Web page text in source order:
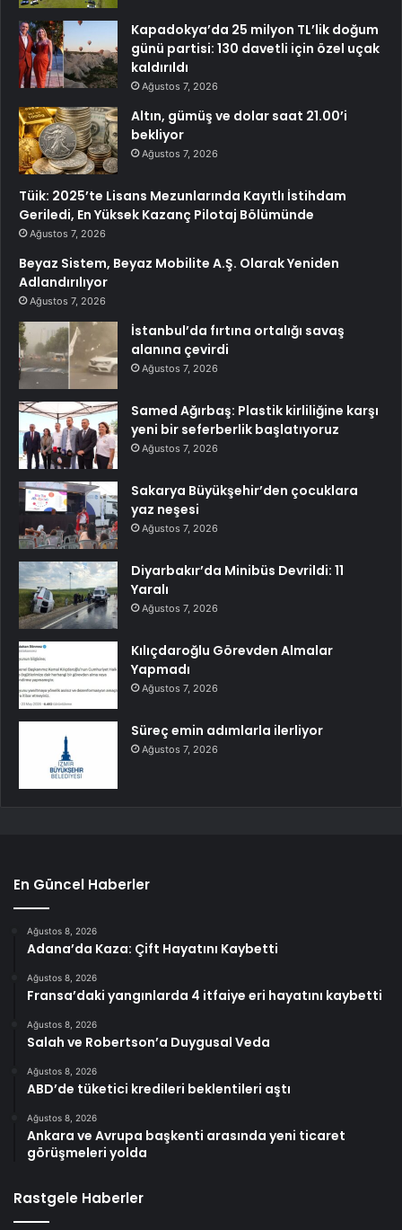
Kapadokya’da 25 milyon TL’lik doğum
günü partisi: 130 davetli için özel uçak
kaldırıldı
Ağustos 7, 2026
Altın, gümüş ve dolar saat 21.00’i
bekliyor
Ağustos 7, 2026
Tüik: 2025’te Lisans Mezunlarında Kayıtlı İstihdam
Geriledi, En Yüksek Kazanç Pilotaj Bölümünde
Ağustos 7, 2026
Beyaz Sistem, Beyaz Mobilite A.Ş. Olarak Yeniden
Adlandırılıyor
Ağustos 7, 2026
İstanbul’da fırtına ortalığı savaş
alanına çevirdi
Ağustos 7, 2026
Samed Ağırbaş: Plastik kirliliğine karşı
yeni bir seferberlik başlatıyoruz
Ağustos 7, 2026
Sakarya Büyükşehir’den çocuklara
yaz neşesi
Ağustos 7, 2026
Diyarbakır’da Minibüs Devrildi: 11
Yaralı
Ağustos 7, 2026
Kılıçdaroğlu Görevden Almalar
Yapmadı
Ağustos 7, 2026
Süreç emin adımlarla ilerliyor
Ağustos 7, 2026
En Güncel Haberler
Ağustos 8, 2026
Adana’da Kaza: Çift Hayatını Kaybetti
Ağustos 8, 2026
Fransa’daki yangınlarda 4 itfaiye eri hayatını kaybetti
Ağustos 8, 2026
Salah ve Robertson’a Duygusal Veda
Ağustos 8, 2026
ABD’de tüketici kredileri beklentileri aştı
Ağustos 8, 2026
Ankara ve Avrupa başkenti arasında yeni ticaret
görüşmeleri yolda
Rastgele Haberler